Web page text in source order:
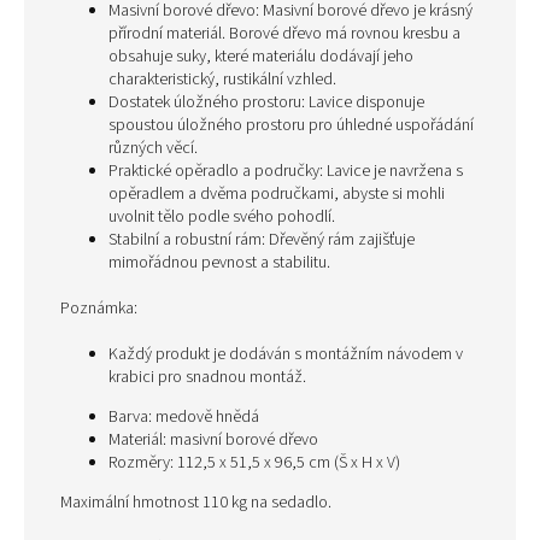
Masivní borové dřevo: Masivní borové dřevo je krásný
přírodní materiál. Borové dřevo má rovnou kresbu a
obsahuje suky, které materiálu dodávají jeho
charakteristický, rustikální vzhled.
Dostatek úložného prostoru: Lavice disponuje
spoustou úložného prostoru pro úhledné uspořádání
různých věcí.
Praktické opěradlo a područky: Lavice je navržena s
opěradlem a dvěma područkami, abyste si mohli
uvolnit tělo podle svého pohodlí.
Stabilní a robustní rám: Dřevěný rám zajišťuje
mimořádnou pevnost a stabilitu.
Poznámka:
Každý produkt je dodáván s montážním návodem v
krabici pro snadnou montáž.
Barva: medově hnědá
Materiál: masivní borové dřevo
Rozměry: 112,5 x 51,5 x 96,5 cm (Š x H x V)
Maximální hmotnost 110 kg na sedadlo.